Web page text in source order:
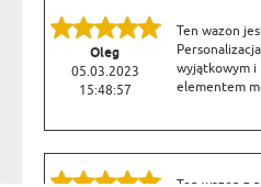
Oleg
05.03.2023
15:48:57
Ten wazon
wyjątkowym
elementem